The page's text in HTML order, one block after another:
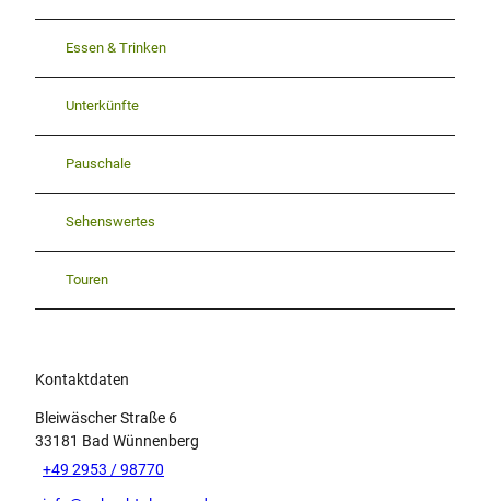
Essen & Trinken
Unterkünfte
Pauschale
Sehenswertes
Touren
Kontaktdaten
Bleiwäscher Straße 6
33181 Bad Wünnenberg
+49 2953 / 98770